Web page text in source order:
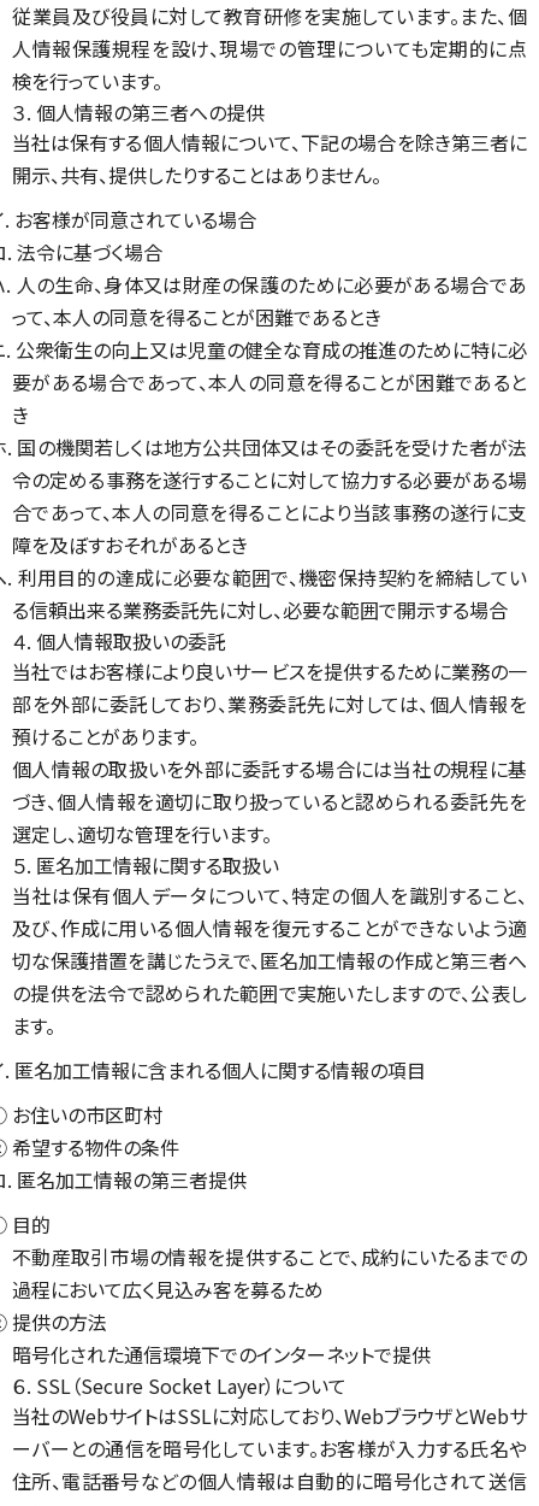
従業員及び役員に対して教育研修を実施しています。また、個
人情報保護規程を設け、現場での管理についても定期的に点
検を行っています。
３. 個人情報の第三者への提供
当社は保有する個人情報について、下記の場合を除き第三者に
開示、共有、提供したりすることはありません。
. お客様が同意されている場合
. 法令に基づく場合
. 人の生命、身体又は財産の保護のために必要がある場合であ
って、本人の同意を得ることが困難であるとき
. 公衆衛生の向上又は児童の健全な育成の推進のために特に必
要がある場合であって、本人の同意を得ることが困難であると
き
. 国の機関若しくは地方公共団体又はその委託を受けた者が法
令の定める事務を遂行することに対して協力する必要がある場
合であって、本人の同意を得ることにより当該事務の遂行に支
障を及ぼすおそれがあるとき
. 利用目的の達成に必要な範囲で、機密保持契約を締結してい
る信頼出来る業務委託先に対し、必要な範囲で開示する場合
４. 個人情報取扱いの委託
当社ではお客様により良いサービスを提供するために業務の一
部を外部に委託しており、業務委託先に対しては、個人情報を
預けることがあります。
個人情報の取扱いを外部に委託する場合には当社の規程に基
づき、個人情報を適切に取り扱っていると認められる委託先を
選定し、適切な管理を行います。
５. 匿名加工情報に関する取扱い
当社は保有個人データについて、特定の個人を識別すること、
及び、作成に用いる個人情報を復元することができないよう適
切な保護措置を講じたうえで、匿名加工情報の作成と第三者へ
の提供を法令で認められた範囲で実施いたしますので、公表し
ます。
. 匿名加工情報に含まれる個人に関する情報の項目
住いの市区町村
望する物件の条件
. 匿名加工情報の第三者提供
目的
不動産取引市場の情報を提供することで、成約にいたるまでの
過程において広く見込み客を募るため
供の方法
暗号化された通信環境下でのインターネットで提供
６. SSL（Secure Socket Layer）について
当社のWebサイトはSSLに対応しており、WebブラウザとWebサ
ーバーとの通信を暗号化しています。お客様が入力する氏名や
住所、電話番号などの個人情報は自動的に暗号化されて送信